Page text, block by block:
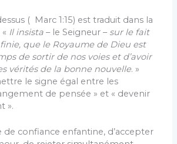
( Marc 1:15) est traduit dans la
Il insista – le Seigneur – sur le fait
que le Royaume de Dieu est
de sortir de nos voies et d’avoir
vérités de la bonne nouvelle. »
le signe égal entre les
de pensée » et « devenir
».
de confiance enfantine, d’accepter